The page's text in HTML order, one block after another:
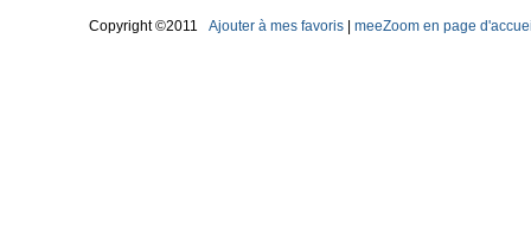
Copyright ©2011 Ajouter à mes favoris meeZoom en page